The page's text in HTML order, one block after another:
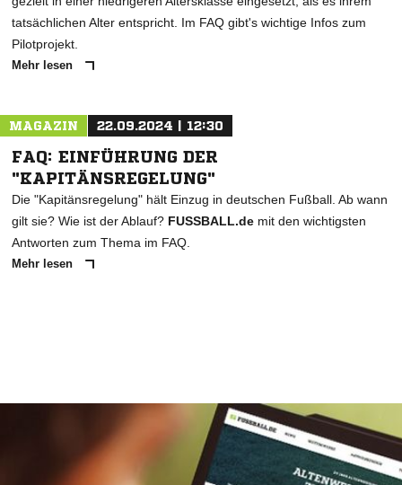
tatsächlichen Alter entspricht. Im FAQ gibt's wichtige Infos zum
Pilotprojekt.
Mehr lesen
MAGAZIN 22.09.2024 | 12:30
FAQ: EINFÜHRUNG DER
"KAPITÄNSREGELUNG"
Die "Kapitänsregelung" hält Einzug in deutschen Fußball. Ab wann
gilt sie? Wie ist der Ablauf? FUSSBALL.de mit den wichtigsten
Antworten zum Thema im FAQ.
Mehr lesen